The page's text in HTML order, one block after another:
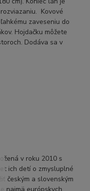
Kovové
zaveseniu do
Hojdačku môžete
Dodáva sa v
v roku 2010 s
ich detí o zmysluplné
českým a slovenským